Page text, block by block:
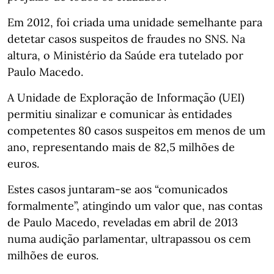
Em 2012, foi criada uma unidade semelhante para
detetar casos suspeitos de fraudes no SNS. Na
altura, o Ministério da Saúde era tutelado por
Paulo Macedo.
A Unidade de Exploração de Informação (UEI)
permitiu sinalizar e comunicar às entidades
competentes 80 casos suspeitos em menos de um
ano, representando mais de 82,5 milhões de
euros.
Estes casos juntaram-se aos “comunicados
formalmente”, atingindo um valor que, nas contas
de Paulo Macedo, reveladas em abril de 2013
numa audição parlamentar, ultrapassou os cem
milhões de euros.